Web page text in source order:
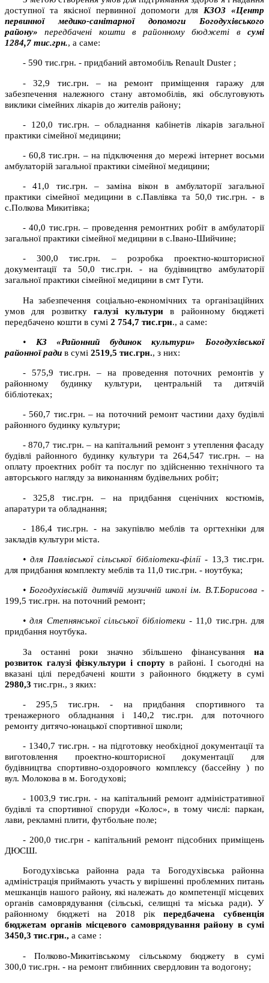
доступної та якісної первинної допомоги для КЗОЗ «Центр
первинної медико-санітарної допомоги Богодухівського
району» передбачені кошти в районному бюджеті в сумі
1284,7 тис.грн., а саме:
- 590 тис.грн. - придбаний автомобіль Renault Duster ;
- 32,9 тис.грн. – на ремонт приміщення гаражу для
забезпечення належного стану автомобілів, які обслуговують
виклики сімейних лікарів до жителів району;
- 120,0 тис.грн. – обладнання кабінетів лікарів загальної
практики сімейної медицини;
- 60,8 тис.грн. – на підключення до мережі інтернет восьми
амбулаторій загальної практики сімейної медицини;
- 41,0 тис.грн. – заміна вікон в амбулаторії загальної
практики сімейної медицини в с.Павлівка та 50,0 тис.грн. - в
с.Полкова Микитівка;
- 40,0 тис.грн. – проведення ремонтних робіт в амбулаторії
загальної практики сімейної медицини в с.Івано-Шийчине;
- 300,0 тис.грн. – розробка проектно-кошторисної
документації та 50,0 тис.грн. - на будівництво амбулаторії
загальної практики сімейної медицини в смт Гути.
На забезпечення соціально-економічних та організаційних
умов для розвитку галузі культурив районному бюджеті
передбачено кошти в сумі 2 754,7 тис.грн., а саме:
•
КЗ «Районний будинок культури» Богодухівської
районної ради в сумі 2519,5 тис.грн., з них:
- 575,9 тис.грн. – на проведення поточних ремонтів у
районному будинку культури, центральній та дитячій
бібліотеках;
- 560,7 тис.грн. – на поточний ремонт частини даху будівлі
районного будинку культури;
- 870,7 тис.грн. – на капітальний ремонт з утеплення фасаду
будівлі районного будинку культури та 264,547 тис.грн. – на
оплату проектних робіт та послуг по здійсненню технічного та
авторського нагляду за виконанням будівельних робіт;
- 325,8 тис.грн. – на придбання сценічних костюмів,
апаратури та обладнання;
- 186,4 тис.грн. - на закупівлю меблів та оргтехніки для
закладів культури міста.
• для Павлівської сільської бібліотеки-філії- 13,3 тис.грн.
для придбання комплекту меблів та 11,0 тис.грн. - ноутбука;
• Богодухівській дитячій музичній школі ім. В.Т.Борисова -
199,5 тис.грн. на поточний ремонт;
• для Степнянської сільської бібліотеки - 11,0 тис.грн. для
придбання ноутбука.
За останні роки значно збільшено фінансування на
розвиток галузі фізкультури і спорту в районі. І сьогодні на
вказані цілі передбачені кошти з районного бюджету в сумі
2980,3 тис.грн., з яких:
- 295,5 тис.грн. - на придбання спортивного та
тренажерного обладнання і 140,2 тис.грн. для поточного
ремонту дитячо-юнацької спортивної школи;
- 1340,7 тис.грн. - на підготовку необхідної документації та
виготовлення проектно-кошторисної документації для
будівництва спортивно-оздоровчого комплексу (бассейну ) по
вул. Молокова в м. Богодухові;
- 1003,9 тис.грн. - на капітальний ремонт адміністративної
будівлі та спортивної споруди «Колос», в тому числі: паркан,
лави, рекламні плити, футбольне поле;
- 200,0 тис.грн - капітальний ремонт підсобних приміщень
ДЮСШ.
Богодухівська районна рада та Богодухівська районна
адміністрація приймають участь у вирішенні проблемних питань
мешканців нашого району, які належать до компетенції місцевих
органів самоврядування (сільські, селищні та міська ради). У
районному бюджеті на 2018 рік передбачена субвенція
бюджетам органів місцевого самоврядування району в сумі
3450,3 тис.грн., а саме :
- Полково-Микитівському сільському бюджету в сумі
300,0 тис.грн. - на ремонт глибинних свердловин та водогону;